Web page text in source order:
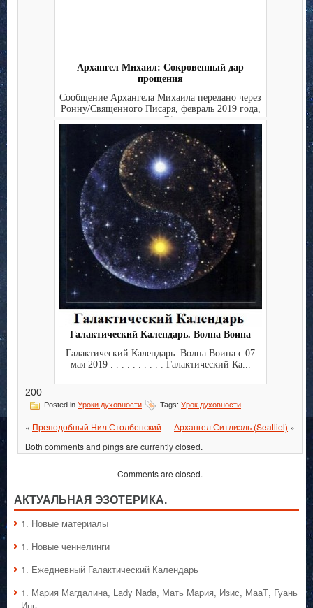
Архангел Михаил: Сокровенный дар
прощения
Сообщение Архангела Михаила передано через
Ронну/Священного Писаря, февраль 2019 года,
перевод Rina ...
Галактический Календарь. Волна Воина
Галактический Календарь. Волна Воина с 07
мая 2019 . . . . . . . . . . Галактический Ка...
200
Posted in Уроки духовности Tags: Урок духовности
« Преподобный Нил Столбенский Архангел Ситлиэль (Seatliel) »
Both comments and pings are currently closed.
Comments are closed.
АКТУАЛЬНАЯ ЭЗОТЕРИКА.
1. Hовые материалы
1. Hовые ченнелинги
1. Ежедневный Галактический Календарь
1. Мария Магдалина, Lady Nada, Мать Мария, Изис, МааТ, Гуань